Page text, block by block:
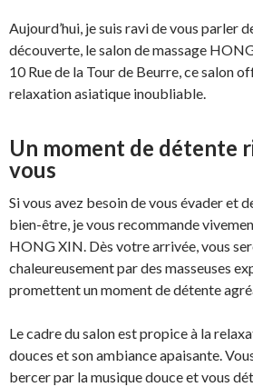
Aujourd’hui, je suis ravi de vous parler
découverte, le salon de massage
10 Rue de la Tour de Beurre, ce salon
relaxation asiatique inoubliable.
Un moment de détente
vous
Si vous avez besoin de vous évader et
bien-être, je vous recommande
HONG XIN. Dès votre arrivée, vous
chaleureusement par des masseuses
promettent un moment de détente
Le cadre du salon est propice à la
douces et son ambiance apaisante.
bercer par la musique douce et vous